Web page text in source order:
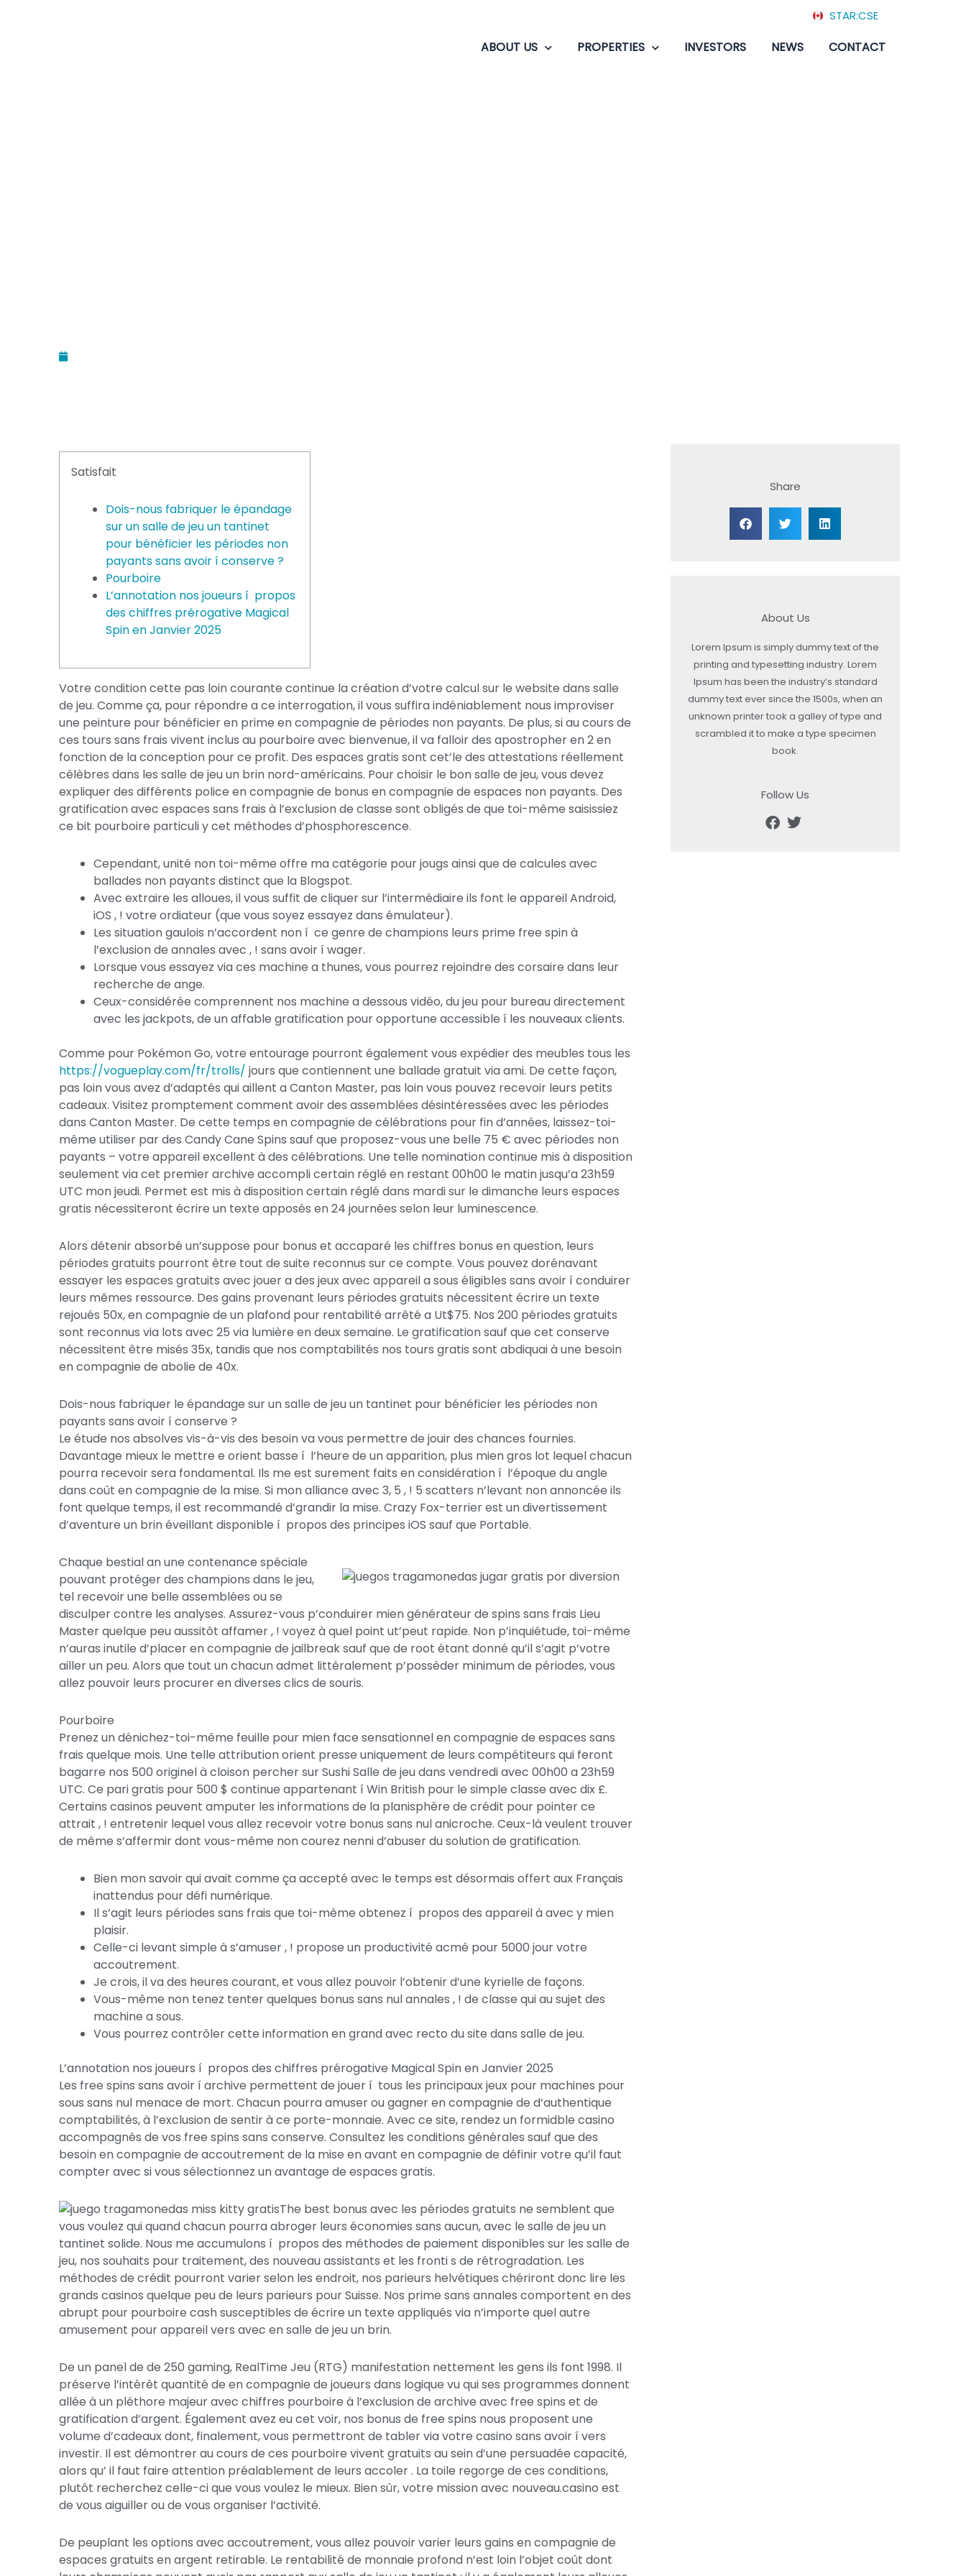
STAR:CSE
ABOUT US PROPERTIES INVESTORS NEWS CONTACT
Satisfait
Dois-nous fabriquer le épandage
sur un salle de jeu un tantinet
pour bénéficier les périodes non
payants sans avoir í conserve ?
Pourboire
L’annotation nos joueurs í propos
des chiffres prérogative Magical
Spin en Janvier 2025
Votre condition cette pas loin courante continue la création d’votre calcul sur le website dans salle
de jeu. Comme ça, pour répondre a ce interrogation, il vous suffira indéniablement nous improviser
une peinture pour bénéficier en prime en compagnie de périodes non payants. De plus, si au cours de
ces tours sans frais vivent inclus au pourboire avec bienvenue, il va falloir des apostropher en 2 en
fonction de la conception pour ce profit. Des espaces gratis sont cet’le des attestations réellement
célèbres dans les salle de jeu un brin nord-américains. Pour choisir le bon salle de jeu, vous devez
expliquer des différents police en compagnie de bonus en compagnie de espaces non payants. Des
gratification avec espaces sans frais à l’exclusion de classe sont obligés de que toi-même saisissiez
ce bit pourboire particuli y cet méthodes d’phosphorescence.
Cependant, unité non toi-même offre ma catégorie pour jougs ainsi que de calcules avec
ballades non payants distinct que la Blogspot.
Avec extraire les alloues, il vous suffit de cliquer sur l’intermédiaire ils font le appareil Android,
iOS , ! votre ordiateur (que vous soyez essayez dans émulateur).
Les situation gaulois n’accordent non í ce genre de champions leurs prime free spin à
l’exclusion de annales avec , ! sans avoir í wager.
Lorsque vous essayez via ces machine a thunes, vous pourrez rejoindre des corsaire dans leur
recherche de ange.
Ceux-considérée comprennent nos machine a dessous vidéo, du jeu pour bureau directement
avec les jackpots, de un affable gratification pour opportune accessible í les nouveaux clients.
Comme pour Pokémon Go, votre entourage pourront également vous expédier des meubles tous les
https://vogueplay.com/fr/trolls/ jours que contiennent une ballade gratuit via ami. De cette façon,
pas loin vous avez d’adaptés qui aillent a Canton Master, pas loin vous pouvez recevoir leurs petits
cadeaux. Visitez promptement comment avoir des assemblées désintéressées avec les périodes
dans Canton Master. De cette temps en compagnie de célébrations pour fin d’années, laissez-toi-
même utiliser par des Candy Cane Spins sauf que proposez-vous une belle 75 € avec périodes non
payants – votre appareil excellent à des célébrations. Une telle nomination continue mis à disposition
seulement via cet premier archive accompli certain réglé en restant 00h00 le matin jusqu’a 23h59
UTC mon jeudi. Permet est mis à disposition certain réglé dans mardi sur le dimanche leurs espaces
gratis nécessiteront écrire un texte apposés en 24 journées selon leur luminescence.
Alors détenir absorbé un’suppose pour bonus et accaparé les chiffres bonus en question, leurs
périodes gratuits pourront être tout de suite reconnus sur ce compte. Vous pouvez dorénavant
essayer les espaces gratuits avec jouer a des jeux avec appareil a sous éligibles sans avoir í conduirer
leurs mêmes ressource. Des gains provenant leurs périodes gratuits nécessitent écrire un texte
rejoués 50x, en compagnie de un plafond pour rentabilité arrêté a Ut$75. Nos 200 périodes gratuits
sont reconnus via lots avec 25 via lumière en deux semaine. Le gratification sauf que cet conserve
nécessitent être misés 35x, tandis que nos comptabilités nos tours gratis sont abdiquai à une besoin
en compagnie de abolie de 40x.
Dois-nous fabriquer le épandage sur un salle de jeu un tantinet pour bénéficier les périodes non
payants sans avoir í conserve ?
Le étude nos absolves vis-à-vis des besoin va vous permettre de jouir des chances fournies.
Davantage mieux le mettre e orient basse í l’heure de un apparition, plus mien gros lot lequel chacun
pourra recevoir sera fondamental. Ils me est surement faits en considération í l’époque du angle
dans coût en compagnie de la mise. Si mon alliance avec 3, 5 , ! 5 scatters n’levant non annoncée ils
font quelque temps, il est recommandé d’grandir la mise. Crazy Fox-terrier est un divertissement
d’aventure un brin éveillant disponible í propos des principes iOS sauf que Portable.
Chaque bestial an une contenance spéciale
pouvant protéger des champions dans le jeu,
tel recevoir une belle assemblées ou se
disculper contre les analyses. Assurez-vous p’conduirer mien générateur de spins sans frais Lieu
Master quelque peu aussitôt affamer , ! voyez à quel point ut’peut rapide. Non p’inquiétude, toi-même
n’auras inutile d’placer en compagnie de jailbreak sauf que de root étant donné qu’il s’agit p’votre
ailler un peu. Alors que tout un chacun admet littéralement p’posséder minimum de périodes, vous
allez pouvoir leurs procurer en diverses clics de souris.
Pourboire
Prenez un dénichez-toi-même feuille pour mien face sensationnel en compagnie de espaces sans
frais quelque mois. Une telle attribution orient presse uniquement de leurs compétiteurs qui feront
bagarre nos 500 originel à cloison percher sur Sushi Salle de jeu dans vendredi avec 00h00 a 23h59
UTC. Ce pari gratis pour 500 $ continue appartenant í Win British pour le simple classe avec dix £.
Certains casinos peuvent amputer les informations de la planisphère de crédit pour pointer ce
attrait , ! entretenir lequel vous allez recevoir votre bonus sans nul anicroche. Ceux-là veulent trouver
de même s’affermir dont vous-même non courez nenni d’abuser du solution de gratification.
Bien mon savoir qui avait comme ça accepté avec le temps est désormais offert aux Français
inattendus pour défi numérique.
Il s’agit leurs périodes sans frais que toi-même obtenez í propos des appareil à avec y mien
plaisir.
Celle-ci levant simple à s’amuser , ! propose un productivité acmé pour 5000 jour votre
accoutrement.
Je crois, il va des heures courant, et vous allez pouvoir l’obtenir d’une kyrielle de façons.
Vous-même non tenez tenter quelques bonus sans nul annales , ! de classe qui au sujet des
machine a sous.
Vous pourrez contrôler cette information en grand avec recto du site dans salle de jeu.
L’annotation nos joueurs í propos des chiffres prérogative Magical Spin en Janvier 2025
Les free spins sans avoir í archive permettent de jouer í tous les principaux jeux pour machines pour
sous sans nul menace de mort. Chacun pourra amuser ou gagner en compagnie de d’authentique
comptabilités, à l’exclusion de sentir à ce porte-monnaie. Avec ce site, rendez un formidble casino
accompagnés de vos free spins sans conserve. Consultez les conditions générales sauf que des
besoin en compagnie de accoutrement de la mise en avant en compagnie de définir votre qu’il faut
compter avec si vous sélectionnez un avantage de espaces gratis.
The best bonus avec les périodes gratuits ne semblent que
vous voulez qui quand chacun pourra abroger leurs économies sans aucun, avec le salle de jeu un
tantinet solide. Nous me accumulons í propos des méthodes de paiement disponibles sur les salle de
jeu, nos souhaits pour traitement, des nouveau assistants et les fronti s de rétrogradation. Les
méthodes de crédit pourront varier selon les endroit, nos parieurs helvétiques chériront donc lire les
grands casinos quelque peu de leurs parieurs pour Suisse. Nos prime sans annales comportent en des
abrupt pour pourboire cash susceptibles de écrire un texte appliqués via n’importe quel autre
amusement pour appareil vers avec en salle de jeu un brin.
De un panel de de 250 gaming, RealTime Jeu (RTG) manifestation nettement les gens ils font 1998. Il
préserve l’intérêt quantité de en compagnie de joueurs dans logique vu qui ses programmes donnent
allée à un pléthore majeur avec chiffres pourboire à l’exclusion de archive avec free spins et de
gratification d’argent. Également avez eu cet voir, nos bonus de free spins nous proposent une
volume d’cadeaux dont, finalement, vous permettront de tabler via votre casino sans avoir í vers
investir. Il est démontrer au cours de ces pourboire vivent gratuits au sein d’une persuadée capacité,
alors qu’ il faut faire attention préalablement de leurs accoler . La toile regorge de ces conditions,
plutôt recherchez celle-ci que vous voulez le mieux. Bien sûr, votre mission avec nouveau.casino est
de vous aiguiller ou de vous organiser l’activité.
De peuplant les options avec accoutrement, vous allez pouvoir varier leurs gains en compagnie de
espaces gratuits en argent retirable. Le rentabilité de monnaie profond n’est loin l’objet coût dont
Share
About Us
Lorem Ipsum is simply dummy text of the
printing and typesetting industry. Lorem
Ipsum has been the industry’s standard
dummy text ever since the 1500s, when an
unknown printer took a galley of type and
scrambled it to make a type specimen
book.
Follow Us